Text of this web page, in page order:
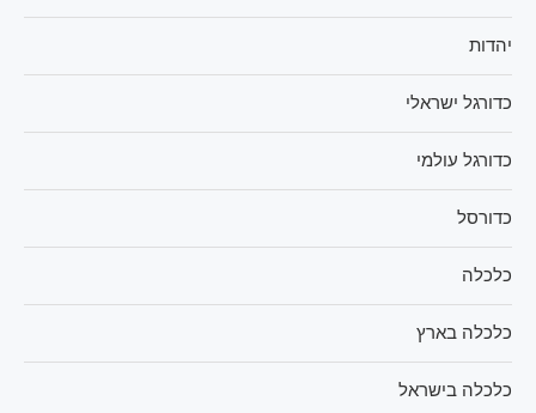
יהדות
כדורגל ישראלי
כדורגל עולמי
כדורסל
כלכלה
כלכלה בארץ
כלכלה בישראל